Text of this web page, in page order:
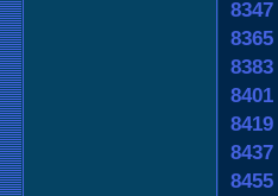
8347
8365
8383
8401
8419
8437
8455